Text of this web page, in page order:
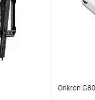
Onkron